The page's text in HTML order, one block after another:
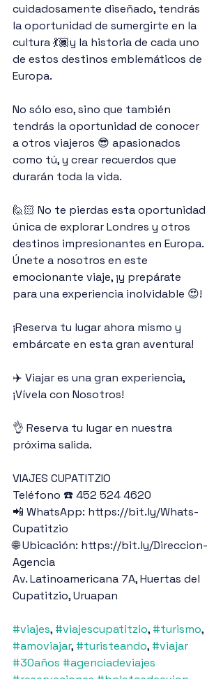
cuidadosamente diseñado, tendrás
la oportunidad de sumergirte en la
cultura 💃🏾y la historia de cada uno
de estos destinos emblemáticos de
Europa.
No sólo eso, sino que también
tendrás la oportunidad de conocer
a otros viajeros 😎 apasionados
como tú, y crear recuerdos que
durarán toda la vida.
🙋🏻‍ No te pierdas esta oportunidad
única de explorar Londres y otros
destinos impresionantes en Europa.
Únete a nosotros en este
emocionante viaje, ¡y prepárate
para una experiencia inolvidable 😍!
¡Reserva tu lugar ahora mismo y
embárcate en esta gran aventura!
✈️ Viajar es una gran experiencia,
¡Vívela con Nosotros!
👌 Reserva tu lugar en nuestra
próxima salida.
VIAJES CUPATITZIO
Teléfono ☎️ 452 524 4620
📲 WhatsApp: https://bit.ly/Whats-
Cupatitzio
🌐 Ubicación: https://bit.ly/Direccion-
Agencia
Av. Latinoamericana 7A, Huertas del
Cupatitzio, Uruapan
#viajes, #viajescupatitzio, #turismo,
#amoviajar, #turisteando, #viajar
#30años #agenciadeviajes